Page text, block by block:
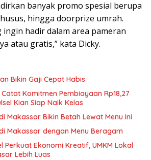
banyak promo spesial berupa
hingga doorprize umrah.
ingin hadir dalam area pameran
atau gratis,” kata Dicky.
Bikin Gaji Cepat Habis
Catat Komitmen Pembiayaan Rp18,27
Kian Siap Naik Kelas
Makassar Bikin Betah Lewat Menu Ini
Makassar dengan Menu Beragam
Perkuat Ekonomi Kreatif, UMKM Lokal
Lebih Luas